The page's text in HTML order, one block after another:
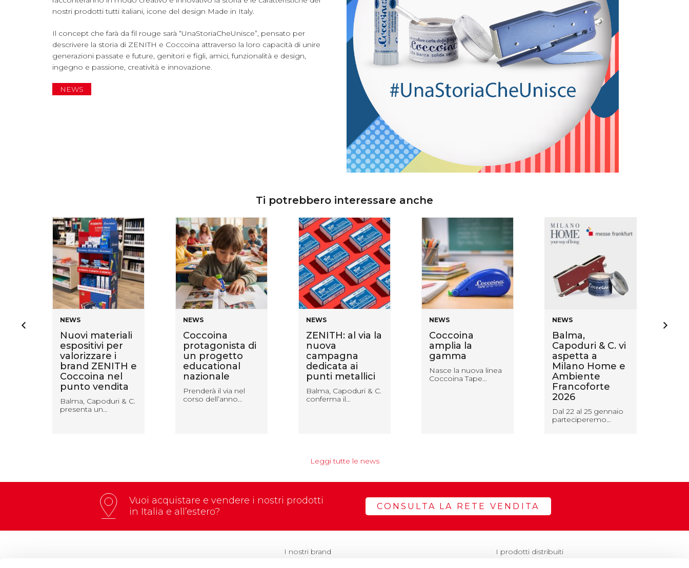
nostri prodotti tutti italiani, icone del design Made in Italy.
Il concept che farà da fil rouge sarà “UnaStoriaCheUnisce”, pensato per
descrivere la storia di ZENITH e Coccoina attraverso la loro capacità di unire
generazioni passate e future, genitori e figli, amici, funzionalità e design,
ingegno e passione, creatività e innovazione.
NEWS
Ti potrebbero interessare anche
NEWS
Nuovi materiali
espositivi per
valorizzare i
brand ZENITH e
Coccoina nel
punto vendita
Balma, Capoduri & C.
presenta un…
NEWS
Coccoina
protagonista di
un progetto
educational
nazionale
Prenderà il via nel
corso dell’anno…
NEWS
ZENITH: al via la
nuova
campagna
dedicata ai
punti metallici
Balma, Capoduri & C.
conferma il…
NEWS
Coccoina
amplia la
gamma
Nasce la nuova linea
Coccoina Tape…
NEWS
Balma,
Capoduri & C. vi
aspetta a
Milano Home e
Ambiente
Francoforte
2026
Dal 22 al 25 gennaio
parteciperemo…
Leggi tutte le news
Vuoi acquistare e vendere i nostri prodotti
in Italia e all’estero?
CONSULTA LA RETE VENDITA
I nostri brand I prodotti distribuiti